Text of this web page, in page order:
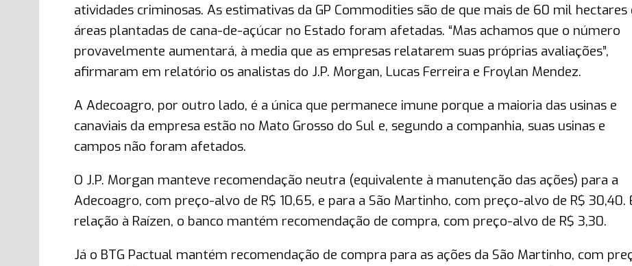
atividades criminosas. As estimativas da GP Commodities são de que mais de 60 mil hectares
áreas plantadas de cana-de-açúcar no Estado foram afetadas. “Mas achamos que o número
provavelmente aumentará, à media que as empresas relatarem suas próprias avaliações”,
afirmaram em relatório os analistas do J.P. Morgan, Lucas Ferreira e Froylan Mendez.
A Adecoagro, por outro lado, é a única que permanece imune porque a maioria das usinas e
canaviais da empresa estão no Mato Grosso do Sul e, segundo a companhia, suas usinas e
campos não foram afetados.
O J.P. Morgan manteve recomendação neutra (equivalente à manutenção das ações) para a
Adecoagro, com preço-alvo de R$ 10,65, e para a São Martinho, com preço-alvo de R$ 30,40.
relação à Raízen, o banco mantém recomendação de compra, com preço-alvo de R$ 3,30.
Já o BTG Pactual mantém recomendação de compra para as ações da São Martinho, com